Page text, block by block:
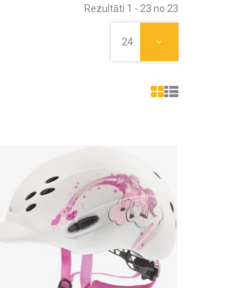
Rezultāti 1 - 23 no 23
24